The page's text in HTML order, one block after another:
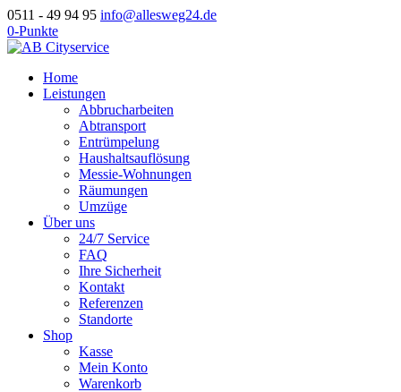
0511 - 49 94 95 info@allesweg24.de
0-Punkte
Home
Leistungen
Abbrucharbeiten
Abtransport
Entrümpelung
Haushaltsauflösung
Messie-Wohnungen
Räumungen
Umzüge
Über uns
24/7 Service
FAQ
Ihre Sicherheit
Kontakt
Referenzen
Standorte
Shop
Kasse
Mein Konto
Warenkorb